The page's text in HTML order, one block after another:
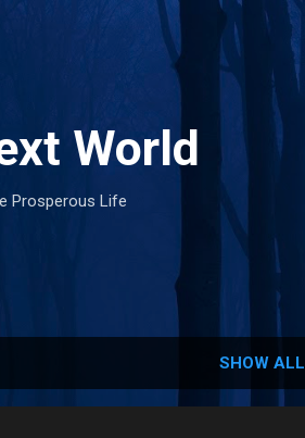
World
Prosperous Life
SHOW ALL